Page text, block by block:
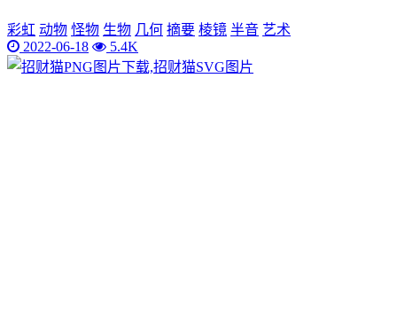
彩虹 动物 怪物 生物 几何 摘要 棱镜 半音 艺术
2022-06-18
5.4K